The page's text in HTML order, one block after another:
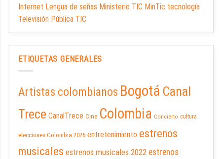
Internet Lengua de señas Ministerio TIC MinTic tecnología
Televisión Pública TIC
ETIQUETAS GENERALES
Artistas colombianos Bogotá Canal
Trece CanalTrece Cine Colombia Concierto cultura
elecciones Colombia 2026 entretenimiento estrenos
musicales estrenos musicales 2022 estrenos